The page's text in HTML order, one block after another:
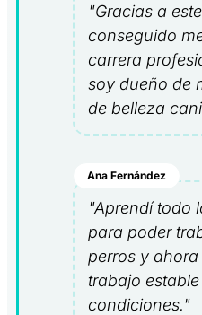
"Gracias a
conseguido
carrera
soy dueño de
de belleza
Ana Fernández
"Aprendí todo
para poder
perros y
trabajo
condiciones."